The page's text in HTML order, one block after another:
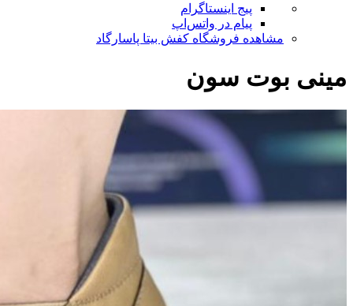
پیج اینستاگرام
پیام در واتس‌اپ
مشاهده فروشگاه کفش بیتا پاسارگاد
مینی بوت سون